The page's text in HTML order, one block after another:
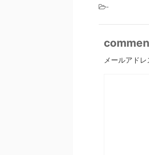
-
メールアド